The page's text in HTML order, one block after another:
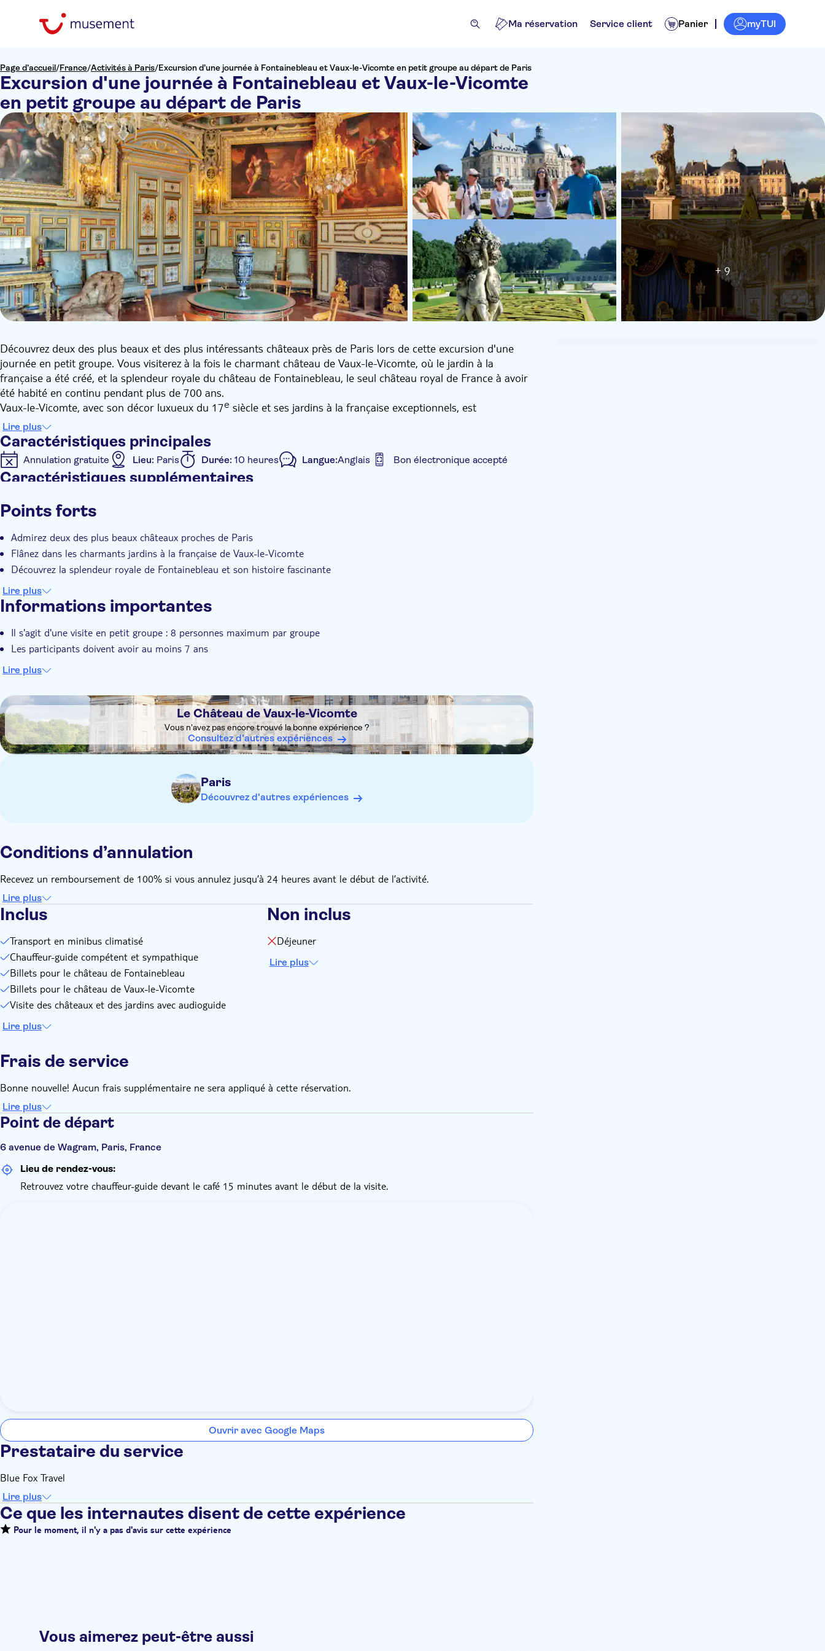
Ma réservation Service client Panier myTUI
Page d’accueil/France/Activités à Paris/Excursion d'une journée à Fontainebleau et Vaux-le-Vicomte en petit groupe au départ de Paris
Excursion d'une journée à Fontainebleau et Vaux-le-Vicomte
en petit groupe au départ de Paris
+ 9
Découvrez deux des plus beaux et des plus intéressants châteaux près de Paris lors de cette excursion d'une
journée en petit groupe. Vous visiterez à la fois le charmant château de Vaux-le-Vicomte, où le jardin à la
française a été créé, et la splendeur royale du château de Fontainebleau, le seul château royal de France à avoir
été habité en continu pendant plus de 700 ans.
Vaux-le-Vicomte, avec son décor luxueux du 17ᵉ siècle et ses jardins à la française exceptionnels, est
enchanteur. Le château est si beau qu'il a directement inspiré le Roi-Soleil pour construire le château de
Versailles afin de le rivaliser. Vous en apprendrez plus sur l'histoire captivante du domaine et de ses anciens
propriétaires, vous promènerez dans les jardins à la française parfaitement organisés et aurez du temps libre
pour explorer le château.
Le château de Fontainebleau est incomparable de par son architecture grandiose et ses liens avec des
dynasties de rois, un pape et deux empereurs français, dont Napoléon Bonaparte. Explorez ses salles
fascinante.
Lire plus
Caractéristiques principales
Annulation gratuite Lieu: Paris Durée: 10 heures Langue:Anglais Bon électronique accepté
Caractéristiques supplémentaires
Points forts
Admirez deux des plus beaux châteaux proches de Paris
Flânez dans les charmants jardins à la française de Vaux-le-Vicomte
Découvrez la splendeur royale de Fontainebleau et son histoire fascinante
Lire plus
Informations importantes
Il s'agit d'une visite en petit groupe : 8 personnes maximum par groupe
Les participants doivent avoir au moins 7 ans
Lire plus
DSA1Le Château de Vaux-le-Vicomte
Le Château de Vaux-le-Vicomte
Vous n'avez pas encore trouvé la bonne expérience ?
Consultez d'autres expériences
Paris
Découvrez d'autres expériences
Conditions d’annulation
Recevez un remboursement de 100% si vous annulez jusqu’à 24 heures avant le début de l’activité.
Lire plus
Inclus
Transport en minibus climatisé
Chauffeur-guide compétent et sympathique
Billets pour le château de Fontainebleau
Billets pour le château de Vaux-le-Vicomte
Visite des châteaux et des jardins avec audioguide
Lire plus
Non inclus
Déjeuner
Lire plus
Frais de service
Bonne nouvelle! Aucun frais supplémentaire ne sera appliqué à cette réservation.
Lire plus
Point de départ
6 avenue de Wagram, Paris, France
Lieu de rendez-vous:
Retrouvez votre chauffeur-guide devant le café 15 minutes avant le début de la visite.
Ouvrir avec Google Maps
Prestataire du service
Blue Fox Travel
Lire plus
Ce que les internautes disent de cette expérience
Pour le moment, il n'y a pas d'avis sur cette expérience
Vous aimerez peut-être aussi